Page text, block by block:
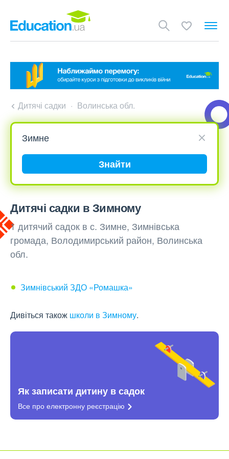
Дитячі садки Волинська обл.
Знайти
Дитячі садки в Зимному
1 дитячий садок в с. Зимне, Зимнівська
громада, Володимирський район, Волинська
обл.
Зимнівський ЗДО «Ромашка»
Дивіться також школи в Зимному.
Як записати дитину в садок
Все про електронну реєстрацію